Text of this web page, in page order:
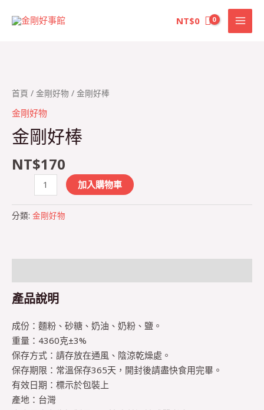
NT$0
首頁 / 金剛好物 / 金剛好棒
金剛好物
金剛好棒
NT$170
剛
棒
數
加入購物車
分類: 金剛好物
產品說明
成份：麵粉、砂糖、奶油、奶粉、鹽。
重量：4360克±3%
保存方式：請存放在通風、陰涼乾燥處。
保存期限：常溫保存365天，開封後請盡快食用完畢。
有效日期：標示於包裝上
產地：台灣
棒